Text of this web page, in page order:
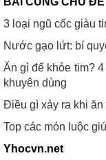
3 loại ngũ cốc giàu
Nước gạo lứt: bí
Ăn gì để khỏe tim?
khuyên dùng
Điều gì xảy ra khi
Top các món luộc
Yhocvn.net